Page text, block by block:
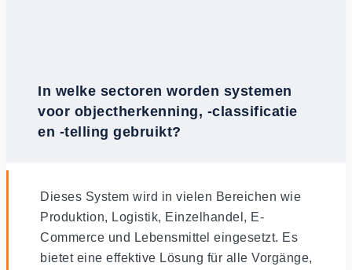
In welke sectoren worden systemen
voor objectherkenning, -classificatie
en -telling gebruikt?
Dieses System wird in vielen Bereichen wie
Produktion, Logistik, Einzelhandel, E-
Commerce und Lebensmittel eingesetzt. Es
bietet eine effektive Lösung für alle Vorgänge,